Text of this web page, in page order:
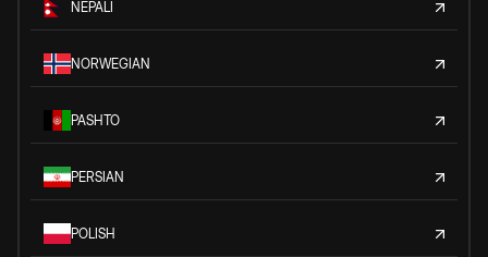
NEPALI
NORWEGIAN
PASHTO
PERSIAN
POLISH